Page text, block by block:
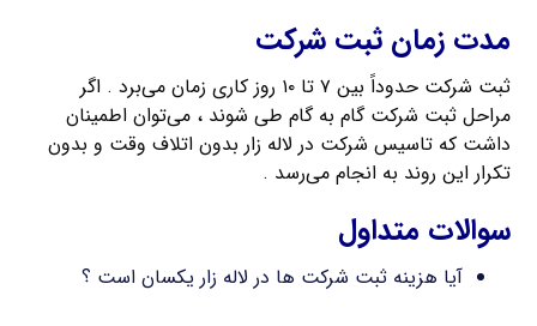
مدت زمان ثبت شرکت
ثبت شرکت حدوداً بین ۷ تا ۱۰ روز کاری زمان می‌برد . اگر
مراحل ثبت شرکت گام به گام طی شوند ، می‌توان اطمینان
داشت که تاسیس شرکت در لاله زار بدون اتلاف وقت و بدون
تکرار این روند به انجام می‌رسد .
سوالات متداول
آیا هزینه ثبت شرکت ها در لاله زار یکسان است ؟